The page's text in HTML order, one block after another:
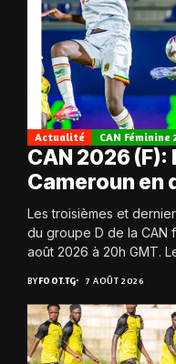
Actualité CAN Féminine
CAN 2026 (F):
Cameroun en
Les troisièmes et
du groupe D de la CAN
août 2026 à 20h GMT.
BYFOOT.TG 7 AOÛT 2026